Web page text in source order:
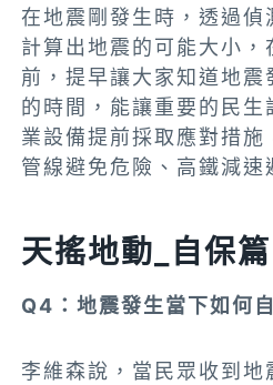
在地震剛發生時，透過偵
計算出地震的可能大小，
前，提早讓大家知道地震
的時間，能讓重要的民生
業設備提前採取應對措
管線避免危險、高鐵減速
天搖地動_自保篇
Q4：地震發生當下如何
李維森說，當民眾收到